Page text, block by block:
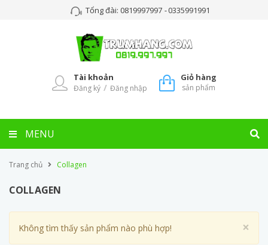
Tổng đài: 0819997997 -0335991991
Tài khoản
Đăng ký / Đăng nhập
Giỏ hàng
sản phẩm
MENU
Trang chủ Collagen
COLLAGEN
×
Không tìm thấy sản phẩm nào phù hợp!